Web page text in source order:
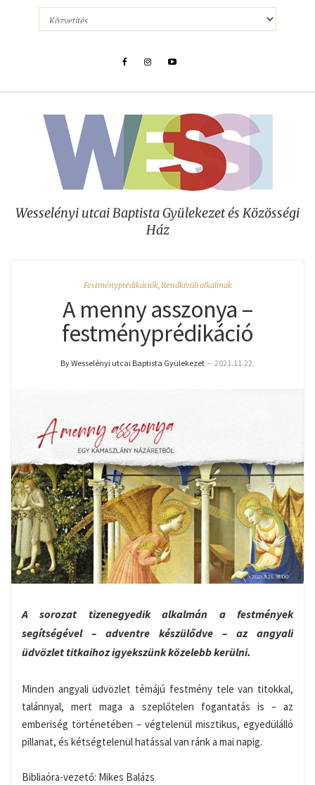
Wesselényi utcai Baptista Gyülekezet és Közösségi
Ház
Festményprédikációk,Rendkívüli alkalmak
A menny asszonya –
festményprédikáció
By Wesselényi utcai Baptista Gyülekezet – 2021.11.22.
A sorozat tizenegyedik alkalmán a festmények
segítségével – adventre készülődve – az angyali
üdvözlet titkaihoz igyekszünk közelebb kerülni.
Minden angyali üdvözlet témájú festmény tele van titokkal,
talánnyal, mert maga a szeplőtelen fogantatás is – az
emberiség történetében – végtelenül misztikus, egyedülálló
pillanat, és kétségtelenül hatással van ránk a mai napig.
Bibliaóra-vezető: Mikes Balázs